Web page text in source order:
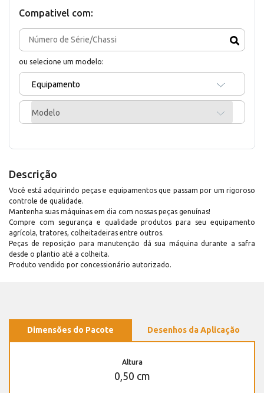
Compativel com:
ou selecione um modelo:
Equipamento
Modelo
Descrição
Você está adquirindo peças e equipamentos que passam por um rigoroso
controle de qualidade.
Mantenha suas máquinas em dia com nossas peças genuínas!
Compre com segurança e qualidade produtos para seu equipamento
agrícola, tratores, colheitadeiras entre outros.
Peças de reposição para manutenção dá sua máquina durante a safra
desde o plantio até a colheita.
Produto vendido por concessionário autorizado.
Dimensões do Pacote Desenhos da Aplicação
Altura
0,50 cm